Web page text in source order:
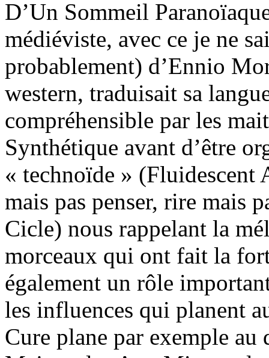
D’Un Sommeil
médiéviste, avec ce je ne
probablement) d’Ennio
western, traduisait sa
compréhensible par les
Synthétique avant d’être
« technoïde » (Fluidescent
mais pas penser, rire mais
Cicle) nous rappelant la
morceaux qui ont fait la
également un rôle
les influences qui planent
Cure plane par exemple au